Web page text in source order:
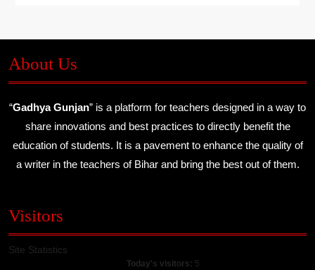
About Us
“Gadhya Gunjan” is a platform for teachers designed in a way to
share innovations and best practices to directly benefit the
education of students. It is a pavement to enhance the quality of
a writer in the teachers of Bihar and bring the best out of them.
Visitors
Site Statistics
Today's visitors: 5